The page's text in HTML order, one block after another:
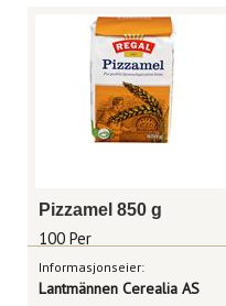
Pizzamel 850 g
100 Per
Informasjonseier:
Lantmännen Cerealia AS